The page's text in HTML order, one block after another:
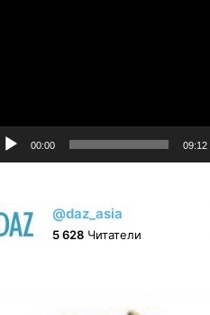
00:00 09:12
@daz_asia
5 628 Читатели